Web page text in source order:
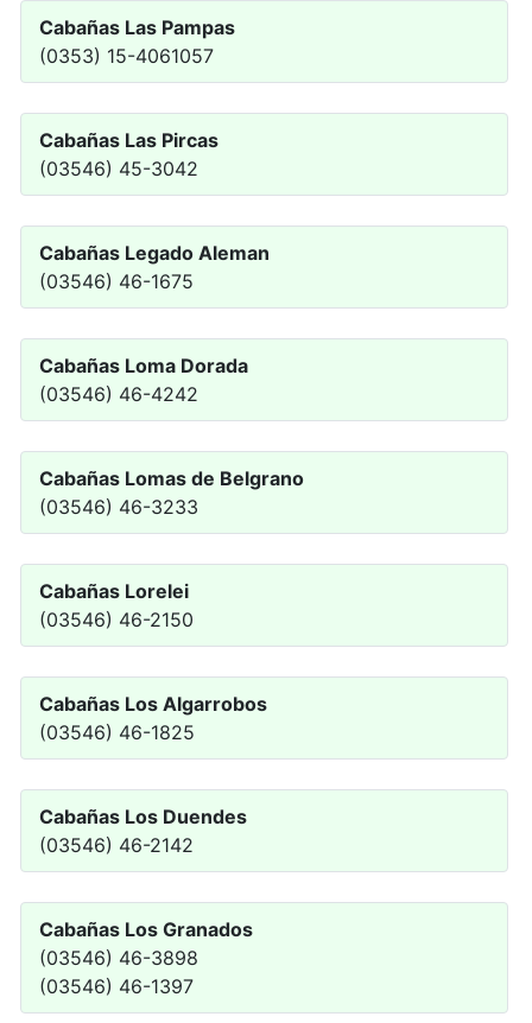
Cabañas Las Pampas
(0353) 15-4061057
Cabañas Las Pircas
(03546) 45-3042
Cabañas Legado Aleman
(03546) 46-1675
Cabañas Loma Dorada
(03546) 46-4242
Cabañas Lomas de Belgrano
(03546) 46-3233
Cabañas Lorelei
(03546) 46-2150
Cabañas Los Algarrobos
(03546) 46-1825
Cabañas Los Duendes
(03546) 46-2142
Cabañas Los Granados
(03546) 46-3898
(03546) 46-1397